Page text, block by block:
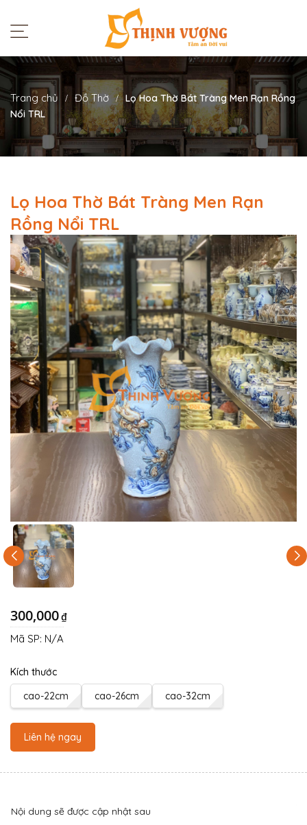
Trang chủ Đồ Thờ
Lọ Hoa Thờ Bát Tràng Men Rạn Rồng
Nổi TRL
Lọ Hoa Thờ Bát Tràng Men Rạn
Rồng Nổi TRL
300,000₫
Kích thước
cao-22cm
cao-26cm cao-32cm
Liên hệ ngay
Mã SP: N/A
Nội dung sẽ được cập nhật sau